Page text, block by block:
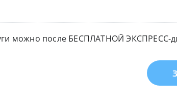
можно после БЕСПЛАТНОЙ ЭКСПРЕСС-